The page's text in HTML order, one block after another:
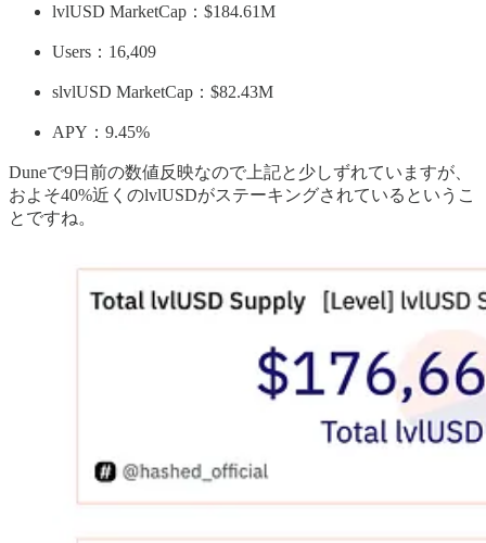
lvlUSD MarketCap：$184.61M
Users：16,409
slvlUSD MarketCap：$82.43M
APY：9.45%
Duneで9日前の数値反映なので上記と少しずれていますが、
およそ40%近くのlvlUSDがステーキングされているというこ
とですね。